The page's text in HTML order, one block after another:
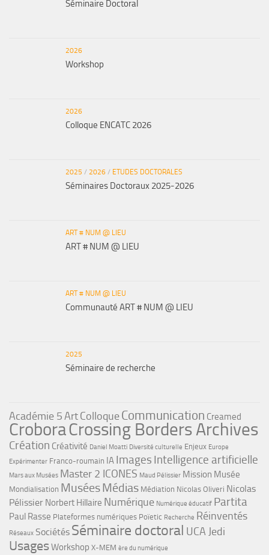
Séminaire Doctoral
2026
Workshop
2026
Colloque ENCATC 2026
2025 / 2026 / ETUDES DOCTORALES
Séminaires Doctoraux 2025-2026
ART # NUM @ LIEU
ART # NUM @ LIEU
ART # NUM @ LIEU
Communauté ART # NUM @ LIEU
2025
Séminaire de recherche
Académie 5ArtColloqueCommunication Creamed
CroboraCrossing Borders Archives
Création Créativité Daniel Moatti Diversité culturelle Enjeux Europe
Expérimenter Franco-roumain IA Images Intelligence artificielle
Mars aux Musées Master 2 ICONES Maud Pélissier Mission Musée
Mondialisation MuséesMédias Médiation Nicolas Oliveri Nicolas
Pélissier Norbert Hillaire Numérique Numérique éducatif Partita
Paul Rasse Plateformes numériques Poïetic Recherche Réinventés
Réseaux Sociétés Séminaire doctoral UCA Jedi
UsagesWorkshop X-MEM ère du numérique